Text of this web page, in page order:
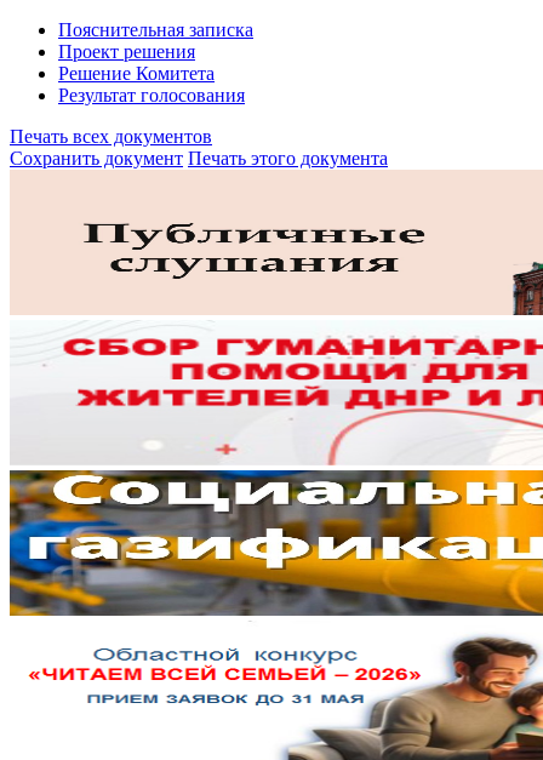
Пояснительная записка
Проект решения
Решение Комитета
Результат голосования
Печать всех документов
Сохранить документ Печать этого документа